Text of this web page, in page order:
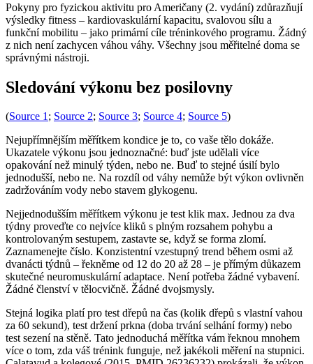
Pokyny pro fyzickou aktivitu pro Američany (2. vydání) zdůrazňují
výsledky fitness – kardiovaskulární kapacitu, svalovou sílu a
funkční mobilitu – jako primární cíle tréninkového programu. Žádný
z nich není zachycen váhou váhy. Všechny jsou měřitelné doma se
správnými nástroji.
Sledování výkonu bez posilovny
(Source 1; Source 2; Source 3; Source 4; Source 5)
Nejupřímnějším měřítkem kondice je to, co vaše tělo dokáže.
Ukazatele výkonu jsou jednoznačné: buď jste udělali více
opakování než minulý týden, nebo ne. Buď to stejné úsilí bylo
jednodušší, nebo ne. Na rozdíl od váhy nemůže být výkon ovlivněn
zadržováním vody nebo stavem glykogenu.
Nejjednodušším měřítkem výkonu je test klik max. Jednou za dva
týdny proveďte co nejvíce kliků s plným rozsahem pohybu a
kontrolovaným sestupem, zastavte se, když se forma zlomí.
Zaznamenejte číslo. Konzistentní vzestupný trend během osmi až
dvanácti týdnů – řekněme od 12 do 20 až 28 – je přímým důkazem
skutečné neuromuskulární adaptace. Není potřeba žádné vybavení.
Žádné členství v tělocvičně. Žádné dvojsmysly.
Stejná logika platí pro test dřepů na čas (kolik dřepů s vlastní vahou
za 60 sekund), test držení prkna (doba trvání selhání formy) nebo
test sezení na stěně. Tato jednoduchá měřítka vám řeknou mnohem
více o tom, zda váš trénink funguje, než jakékoli měření na stupnici.